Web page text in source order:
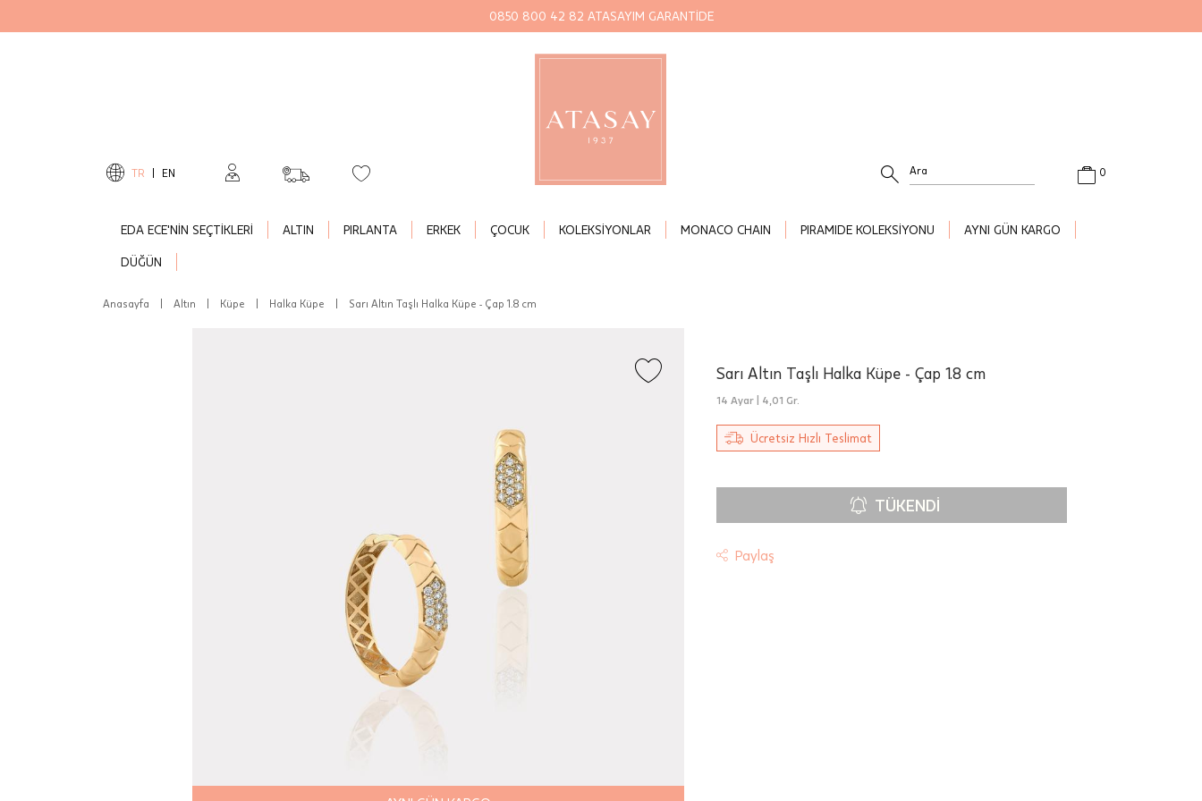
0850 800 42 82 ATASAYIM GARANTİDE
TR EN
EDA ECE'NİN SEÇTİKLERİ ALTIN PIRLANTA ERKEK ÇOCUK KOLEKSİYONLAR MONACO CHAIN PIRAMIDE KOLEKSİYONU AYNI GÜN KARGO
DÜĞÜN
0
Anasayfa Altın Küpe Halka Küpe Sarı Altın Taşlı Halka Küpe - Çap 1.8 cm
Sarı Altın Taşlı Halka Küpe - Çap 1.8 cm
14 Ayar | 4,01 Gr.
Ücretsiz Hızlı Teslimat
TÜKENDI
Paylaş
Teslimat
Siparişleriniz "HepsiJet Kargo" ile ücretsiz ve sigortalı olarak
gönderilmektedir.
16:00 arasında verilen siparişler için geçerlidir. Teslimat; sipariş verilen gün